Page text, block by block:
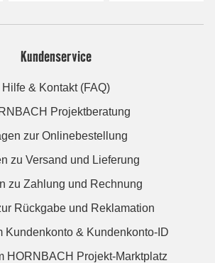
Kundenservice
Hilfe & Kontakt (FAQ)
Projektberatung
zur Onlinebestellung
zu Versand und Lieferung
zu Zahlung und Rechnung
Rückgabe und Reklamation
Kundenkonto & Kundenkonto-ID
HORNBACH Projekt-Marktplatz